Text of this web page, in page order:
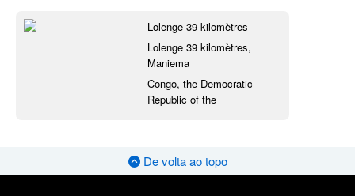
Lolenge 39 kilomètres
Lolenge 39 kilomètres,
Maniema
Congo, the Democratic
Republic of the
De volta ao topo